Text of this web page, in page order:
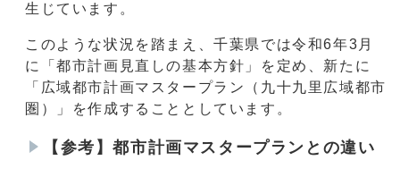
生じています。
このような状況を踏まえ、千葉県では令和6年3月
に「都市計画見直しの基本方針」を定め、新たに
「広域都市計画マスタープラン（九十九里広域都市
圏）」を作成することとしています。
【参考】都市計画マスタープランとの違い